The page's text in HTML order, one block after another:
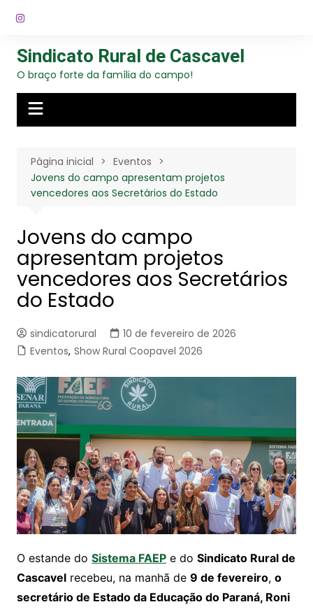
para
conteúdo
Sindicato Rural de Cascavel
O braço forte da família do campo!
Página inicial
Eventos
Jovens do campo apresentam projetos
vencedores aos Secretários do Estado
Jovens do campo
apresentam projetos
vencedores aos Secretários
do Estado
sindicatorural
10 de fevereiro de 2026
Eventos, Show Rural Coopavel 2026
O estande do Sistema FAEPe do Sindicato Rural de
Cascavelrecebeu, na manhã de 9 de fevereiro, o
secretário de Estado da Educação do Paraná, Roni